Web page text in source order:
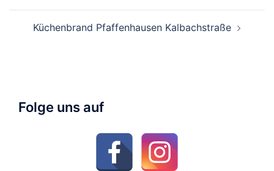
Küchenbrand Pfaffenhausen Kalbachstraße
Folge uns auf